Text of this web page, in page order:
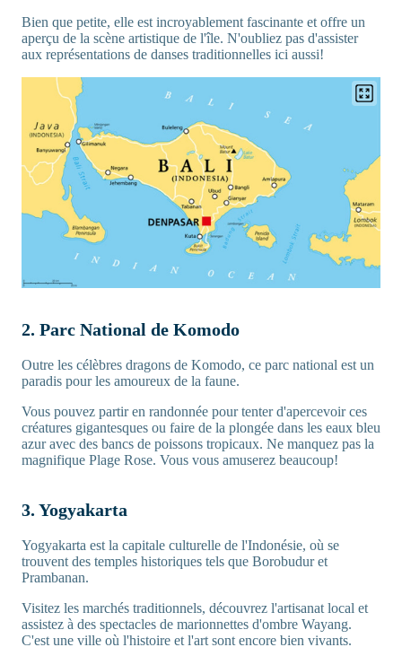
Bien que petite, elle est incroyablement fascinante et offre un
aperçu de la scène artistique de l'île. N'oubliez pas d'assister
aux représentations de danses traditionnelles ici aussi!
2. Parc National de Komodo
Outre les célèbres dragons de Komodo, ce parc national est un
paradis pour les amoureux de la faune.
Vous pouvez partir en randonnée pour tenter d'apercevoir ces
créatures gigantesques ou faire de la plongée dans les eaux bleu
azur avec des bancs de poissons tropicaux. Ne manquez pas la
magnifique Plage Rose. Vous vous amuserez beaucoup!
3. Yogyakarta
Yogyakarta est la capitale culturelle de l'Indonésie, où se
trouvent des temples historiques tels que Borobudur et
Prambanan.
Visitez les marchés traditionnels, découvrez l'artisanat local et
assistez à des spectacles de marionnettes d'ombre Wayang.
C'est une ville où l'histoire et l'art sont encore bien vivants.